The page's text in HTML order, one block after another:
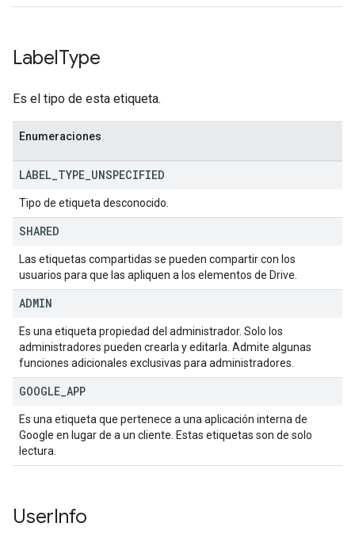
LabelType
Es el tipo de esta etiqueta.
Enumeraciones
LABEL TYPE UNSPECIFIED
Tipo de etiqueta desconocido.
SHARED
Las etiquetas compartidas se pueden compartir con los
usuarios para que las apliquen a los elementos de Drive.
ADMIN
Es una etiqueta propiedad del administrador. Solo los
administradores pueden crearla y editarla. Admite algunas
funciones adicionales exclusivas para administradores.
GOOGLE APP
Es una etiqueta que pertenece a una aplicación interna de
Google en lugar de a un cliente. Estas etiquetas son de solo
lectura.
UserInfo